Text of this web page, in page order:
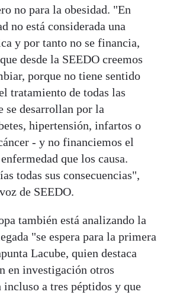
no para la obesidad. "En
no está considerada una
y por tanto no se financia,
desde la SEEDO creemos
porque no tiene sentido
tratamiento de todas las
se desarrollan por la
hipertensión, infartos o
- y no financiemos el
que los causa.
todas sus consecuencias",
de SEEDO.
también está analizando la
"se espera para la primera
Lacube, quien destaca
en investigación otros
incluso a tres péptidos y que